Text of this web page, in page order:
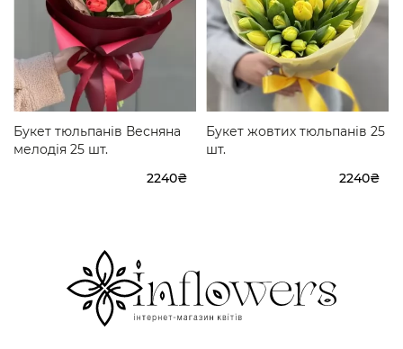
Букет тюльпанів Весняна
мелодія 25 шт.
2240₴
Букет жовтих тюльпанів 25
шт.
2240₴